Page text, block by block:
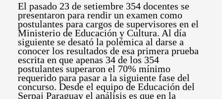
El pasado 23 de setiembre 354 docentes se
presentaron para rendir un examen como
postulantes para cargos de supervisores en el
Ministerio de Educación y Cultura. Al día
siguiente se desató la polémica al darse a
conocer los resultados de esa primera prueba
escrita en que apenas 34 de los 354
postulantes superaron el 70% mínimo
requerido para pasar a la siguiente fase del
concurso. Desde el equipo de Educación del
Serpaj Paraguay el análisis es que en la